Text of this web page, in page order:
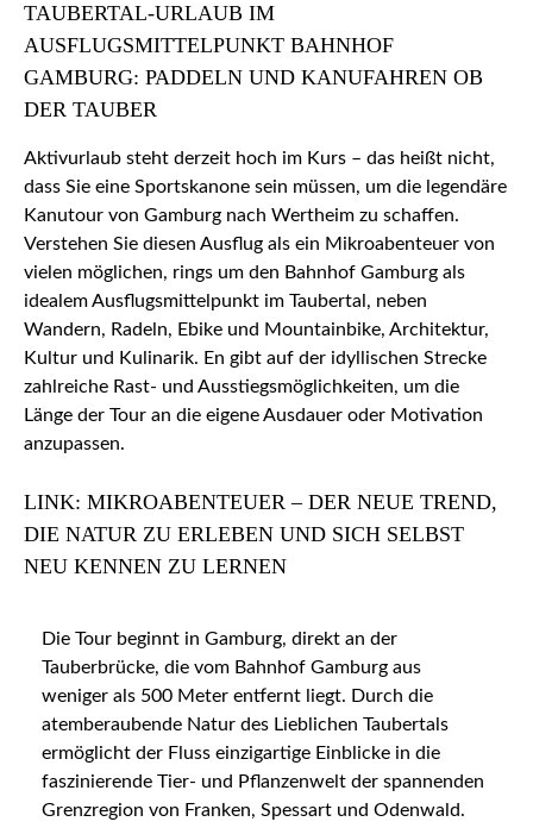
TAUBERTAL-URLAUB IM
AUSFLUGSMITTELPUNKT BAHNHOF
GAMBURG: PADDELN UND KANUFAHREN OB
DER TAUBER
Aktivurlaub steht derzeit hoch im Kurs – das heißt nicht,
dass Sie eine Sportskanone sein müssen, um die legendäre
Kanutour von Gamburg nach Wertheim zu schaffen.
Verstehen Sie diesen Ausflug als ein Mikroabenteuer von
vielen möglichen, rings um den Bahnhof Gamburg als
idealem Ausflugsmittelpunkt im Taubertal, neben
Wandern, Radeln, Ebike und Mountainbike, Architektur,
Kultur und Kulinarik. En gibt auf der idyllischen Strecke
zahlreiche Rast- und Ausstiegsmöglichkeiten, um die
Länge der Tour an die eigene Ausdauer oder Motivation
anzupassen.
LINK: MIKROABENTEUER – DER NEUE TREND,
DIE NATUR ZU ERLEBEN UND SICH SELBST
NEU KENNEN ZU LERNEN
Die Tour beginnt in Gamburg, direkt an der
Tauberbrücke, die vom Bahnhof Gamburg aus
weniger als 500 Meter entfernt liegt. Durch die
atemberaubende Natur des Lieblichen Taubertals
ermöglicht der Fluss einzigartige Einblicke in die
faszinierende Tier- und Pflanzenwelt der spannenden
Grenzregion von Franken, Spessart und Odenwald.